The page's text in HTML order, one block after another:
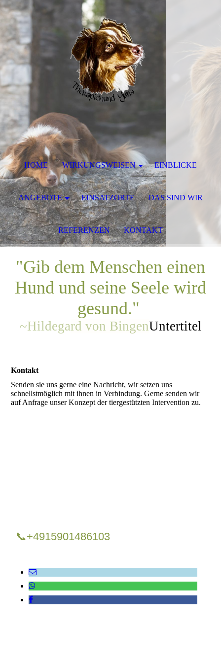
"Gib dem Menschen einen
Hund und seine Seele wird
gesund."
~Hildegard von BingenUntertitel
Kontakt
Senden sie uns gerne eine Nachricht, wir setzen uns
schnellstmöglich mit ihnen in Verbindung. Gerne senden wir
auf Anfrage unser Konzept der tiergestützten Intervention zu.
📞+4915901486103
HOME WIRKUNGSWEISEN EINBLICKE
ANGEBOTE EINSATZORTE DAS SIND WIR
REFERENZEN KONTAKT